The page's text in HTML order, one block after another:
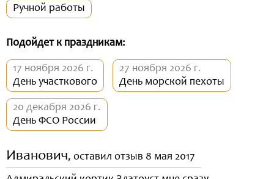
Ручной работы
Подойдет к праздникам:
17 ноября 2026 г.
День участкового
27 ноября 2026 г.
День морской пехоты
20 декабря 2026 г.
День ФСО России
Иванович, оставил отзыв 8 мая 2017